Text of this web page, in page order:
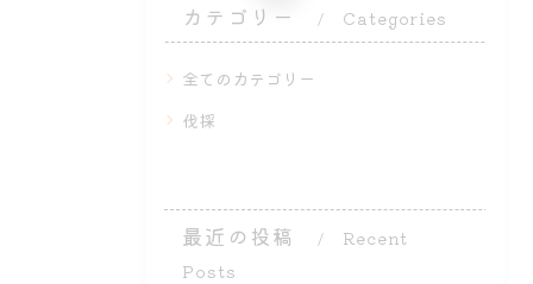
カテゴリー Categories
全てのカテゴリー
伐採
最近の投稿
Recent
Posts